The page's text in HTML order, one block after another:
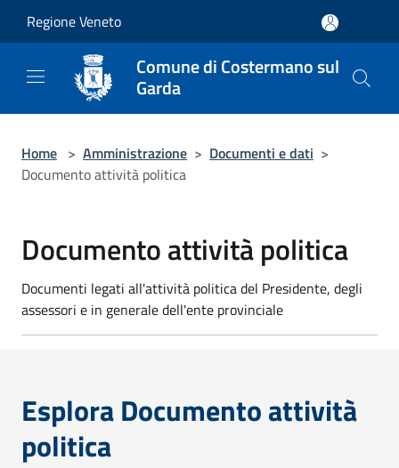
Regione Veneto
Comune di Costermano sul
Garda
Home > Amministrazione > Documenti e dati >
Documento attività politica
Documento attività politica
Documenti legati all'attività politica del Presidente, degli
assessori e in generale dell'ente provinciale
Esplora Documento attività
politica